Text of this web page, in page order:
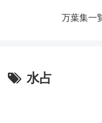
万葉集一
水占